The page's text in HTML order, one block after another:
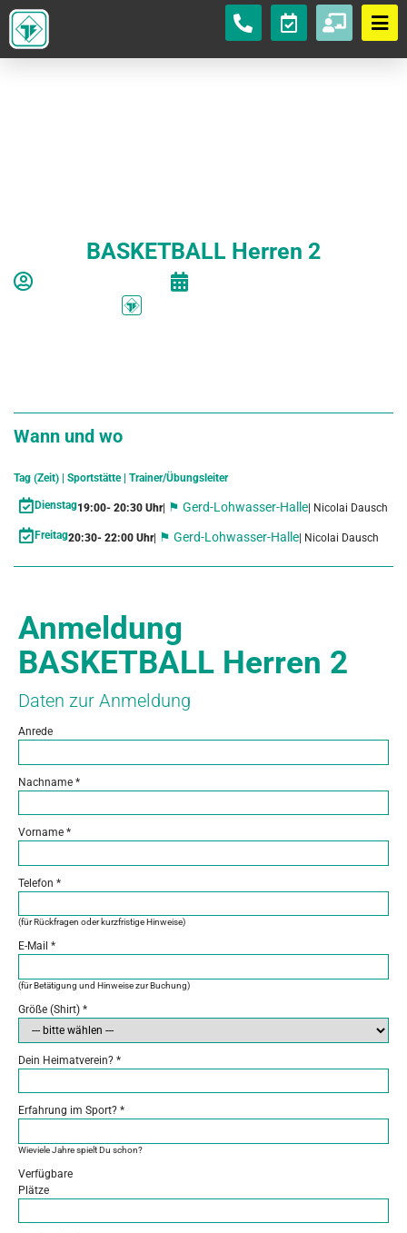
BASKETBALL Herren 2
Wann und wo
Tag (Zeit) | Sportstätte | Trainer/Übungsleiter
Dienstag19:00- 20:30 Uhr| ⚑ Gerd-Lohwasser-Halle| Nicolai Dausch
Freitag20:30- 22:00 Uhr| ⚑ Gerd-Lohwasser-Halle| Nicolai Dausch
Anmeldung
BASKETBALL Herren 2
Daten zur Anmeldung
Anrede
Nachname *
Vorname *
Telefon *
(für Rückfragen oder kurzfristige Hinweise)
E-Mail *
(für Betätigung und Hinweise zur Buchung)
Größe (Shirt) *
Dein Heimatverein? *
Erfahrung im Sport? *
Wieviele Jahre spielt Du schon?
Verfügbare
Plätze